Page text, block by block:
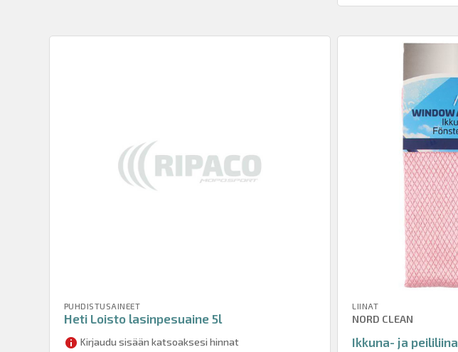
PUHDISTUSAINEET
Heti Loisto lasinpesuaine 5l
Kirjaudu sisään katsoaksesi hinnat
LIINAT
NORD CLEAN
Ikkuna- ja peililiina